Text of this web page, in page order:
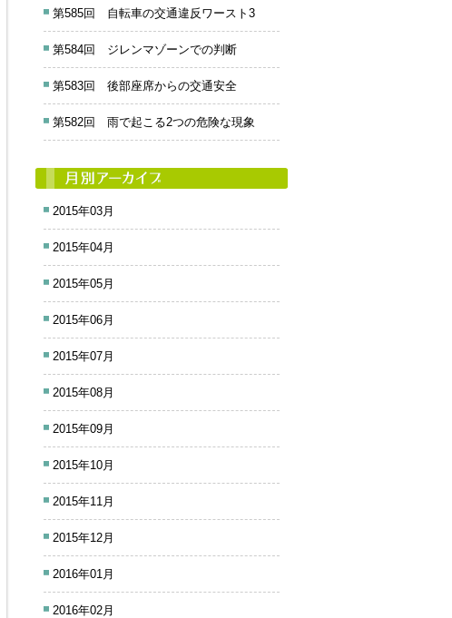
第585回 自転車の交通違反ワースト3
第584回 ジレンマゾーンでの判断
第583回 後部座席からの交通安全
第582回 雨で起こる2つの危険な現象
2015年03月
2015年04月
2015年05月
2015年06月
2015年07月
2015年08月
2015年09月
2015年10月
2015年11月
2015年12月
2016年01月
2016年02月